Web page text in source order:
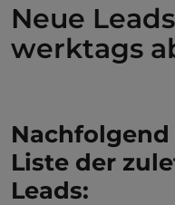
Neue
werktags
Liste der
Leads: